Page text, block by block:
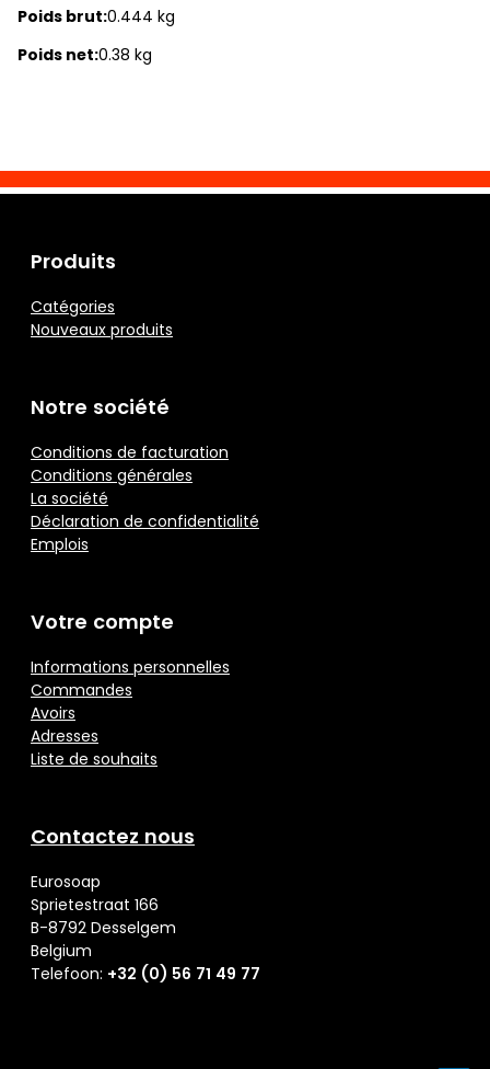
Poids brut:0.444 kg
Poids net:0.38 kg
Produits
Catégories
Nouveaux produits
Notre société
Conditions de facturation
Conditions générales
La société
Déclaration de confidentialité
Emplois
Votre compte
Informations personnelles
Commandes
Avoirs
Adresses
Liste de souhaits
Contactez nous
Eurosoap
Sprietestraat 166
B-8792 Desselgem
Belgium
Telefoon: +32 (0) 56 71 49 77